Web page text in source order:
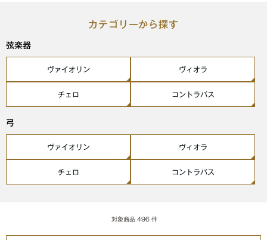
カテゴリーから探す
弦楽器
ヴァイオリン ヴィオラ
チェロ コントラバス
弓
ヴァイオリン ヴィオラ
チェロ コントラバス
対象商品 496 件